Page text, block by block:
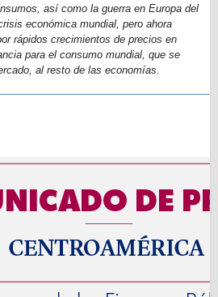
así como la guerra en Europa del
económica mundial, pero ahora
rápidos crecimientos de precios en
para el consumo mundial, que se
al resto de las economías.